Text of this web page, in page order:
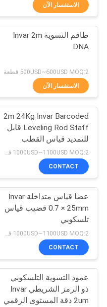
مراقبة
الجودة
اتصل
اطلب
اقتباس
خريطة
الموقع
PRIVACY
POLICY
منشور 360 درجة
13
إجمالي
المحطة
11
المنشور
11
الاستفسار الآن
طاقم التسوية Invar 2m
DNA
500USD~600USD MOQ:2 قطعة
الاستفسار الآن
2m 24Kg Invar Barcoded
Leveling Rod Staff قابل
للتمديد قياس القطب
المستوى الرقمي
1000USD~1100USD MOQ:2 قطع
CONTACT
عصا قياس متداخلة Invar
0.7 × 25mm قضيب قياس
تلسكوبي
1000USD~1100USD MOQ:2 قطع
CONTACT
عمود التسوية التلسكوبي
ذو الرمز الشريطي Invar
2um دقة المستوى الرقمي